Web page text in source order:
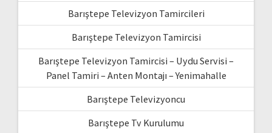
Barıştepe Televizyon Tamircileri
Barıştepe Televizyon Tamircisi
Barıştepe Televizyon Tamircisi – Uydu Servisi –
Panel Tamiri – Anten Montajı – Yenimahalle
Barıştepe Televizyoncu
Barıştepe Tv Kurulumu